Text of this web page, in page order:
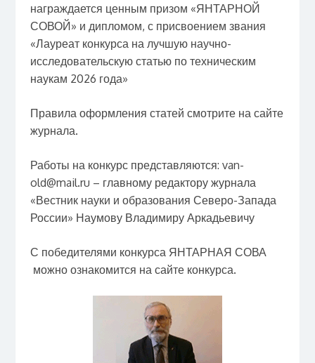
награждается ценным призом «ЯНТАРНОЙ
СОВОЙ» и дипломом, с присвоением звания
«Лауреат конкурса на лучшую научно-
исследовательскую статью по техническим
наукам 2026 года»
Правила оформления статей смотрите на сайте
журнала.
Работы на конкурс представляются: van-
old@mail.ru – главному редактору журнала
«Вестник науки и образования Северо-Запада
России» Наумову Владимиру Аркадьевичу
С победителями конкурса ЯНТАРНАЯ СОВА
можно ознакомится на сайте конкурса.